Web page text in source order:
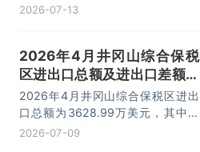
332.22亿元，同比增长21%，占大
台。
2026-07-13
2026年4月井冈山综合保税
区进出口总额及进出口差额统
计分析
2026年4月井冈山综合保税区进出
口总额为3628.99万美元，其中：
出口额为1562.95万美元，进口额为
2026-07-09